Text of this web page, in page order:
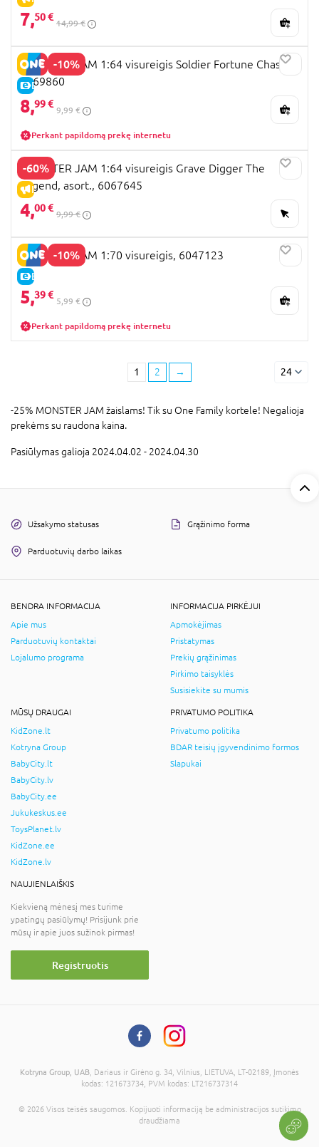
7,50 €
14,99 €
-10%
E-KAINA
MONSTER JAM 1:64 visureigis Soldier Fortune Chase,
6069860
8,99 €
9,99 €
Perkant papildomą prekę internetu
-60%
IŠPARDAVIMAS
MONSTER JAM 1:64 visureigis Grave Digger The
Legend, asort., 6067645
4,00 €
9,99 €
-10%
E-KAINA
MONSTER JAM 1:70 visureigis, 6047123
5,39 €
5,99 €
Perkant papildomą prekę internetu
1 2 → 24
-25% MONSTER JAM žaislams! Tik su One Family kortele! Negalioja
prekėms su raudona kaina.
Pasiūlymas galioja 2024.04.02 - 2024.04.30
Užsakymo statusas Grąžinimo forma
Parduotuvių darbo laikas
BENDRA INFORMACIJA
Apie mus
Parduotuvių kontaktai
Lojalumo programa
INFORMACIJA PIRKĖJUI
Apmokėjimas
Pristatymas
Prekių grąžinimas
Pirkimo taisyklės
Susisiekite su mumis
MŪSŲ DRAUGAI
KidZone.lt
Kotryna Group
BabyCity.lt
BabyCity.lv
BabyCity.ee
Jukukeskus.ee
ToysPlanet.lv
KidZone.ee
KidZone.lv
PRIVATUMO POLITIKA
Privatumo politika
BDAR teisių įgyvendinimo formos
Slapukai
NAUJIENLAIŠKIS
Kiekvieną mėnesį mes turime
ypatingų pasiūlymų! Prisijunk prie
mūsų ir apie juos sužinok pirmas!
Registruotis
Kotryna Group, UAB , Dariaus ir Girėno g. 34, Vilnius, LIETUVA, LT-02189, Įmonės
kodas: 121673734, PVM kodas: LT216737314
© 2026 Visos teisės saugomos. Kopijuoti informaciją be administracijos sutikimo
draudžiama